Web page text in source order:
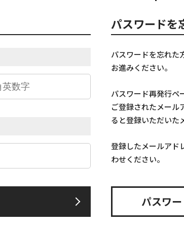
パスワードを
パスワードを忘れた
お進みください。
パスワード再発行ペ
ご登録されたメール
ると登録いただいた
登録したメールアド
わせください。
パスワ